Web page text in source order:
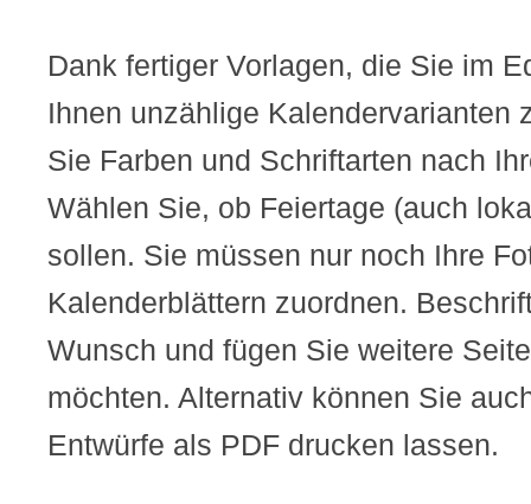
Dank fertiger Vorlagen, die Sie im
Ihnen unzählige Kalendervarianten
Sie Farben und Schriftarten nach
Wählen Sie, ob Feiertage (auch
sollen. Sie müssen nur noch Ihre
Kalenderblättern zuordnen.
Wunsch und fügen Sie weitere
möchten. Alternativ können Sie
Entwürfe als PDF drucken lassen.